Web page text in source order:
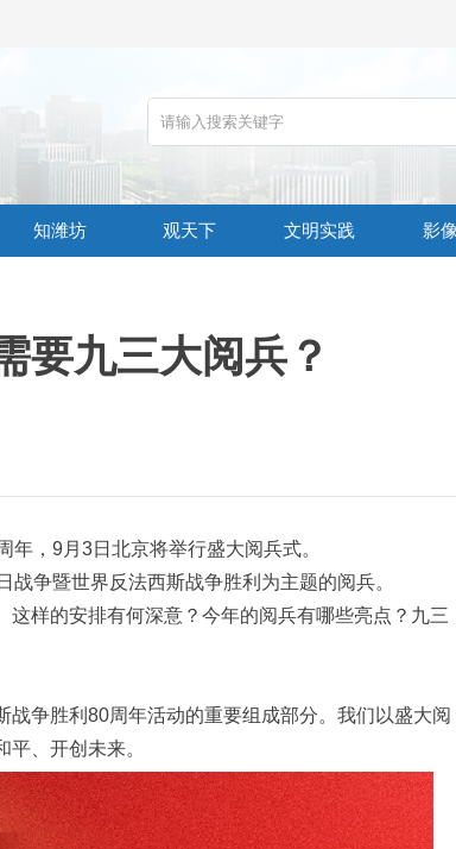
知潍坊 观天下 文明实践 影
要九三大阅兵？
，9月3日北京将举行盛大阅兵式。
争暨世界反法西斯战争胜利为主题的阅兵。
样的安排有何深意？今年的阅兵有哪些亮点？九三
争胜利80周年活动的重要组成部分。我们以盛大阅
、开创未来。